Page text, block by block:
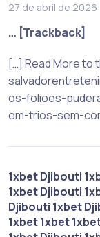
27 de abril de 2026
… [Trackback]
[…] Read More to
os-folioes-
em-trios-sem-
1xbet Djibouti
1xbet Djibouti
Djibouti 1xbet
1xbet 1xbet